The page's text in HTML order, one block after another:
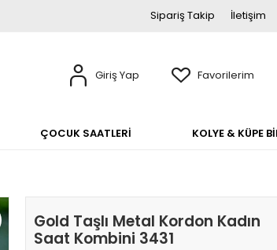
Sipariş Takip İletişim
Giriş Yap Favorilerim
ÇOCUK SAATLERİ KOLYE & KÜPE
Gold Taşlı Metal Kordon Kadın
Saat Kombini 3431